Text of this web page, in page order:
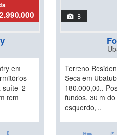
em
suíte, 2
tem
8
Terreno
Seca em
180.000,00..
fundos, 30 m
esquerdo,...